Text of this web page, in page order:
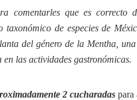
comentarles que es correcto
taxonómico de especies de
del género de la Mentha, una
las actividades gastronómicas.
2 cucharadas para